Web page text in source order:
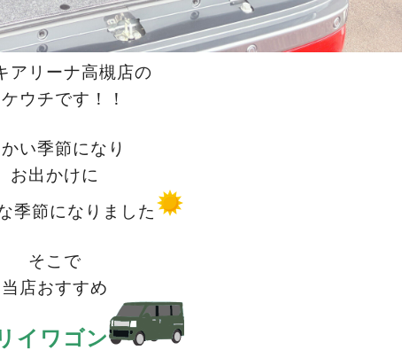
アリーナ高槻店の
ウチです！！
い季節になり
お出かけに
季節になりました
そこで
当店おすすめ
イワゴン